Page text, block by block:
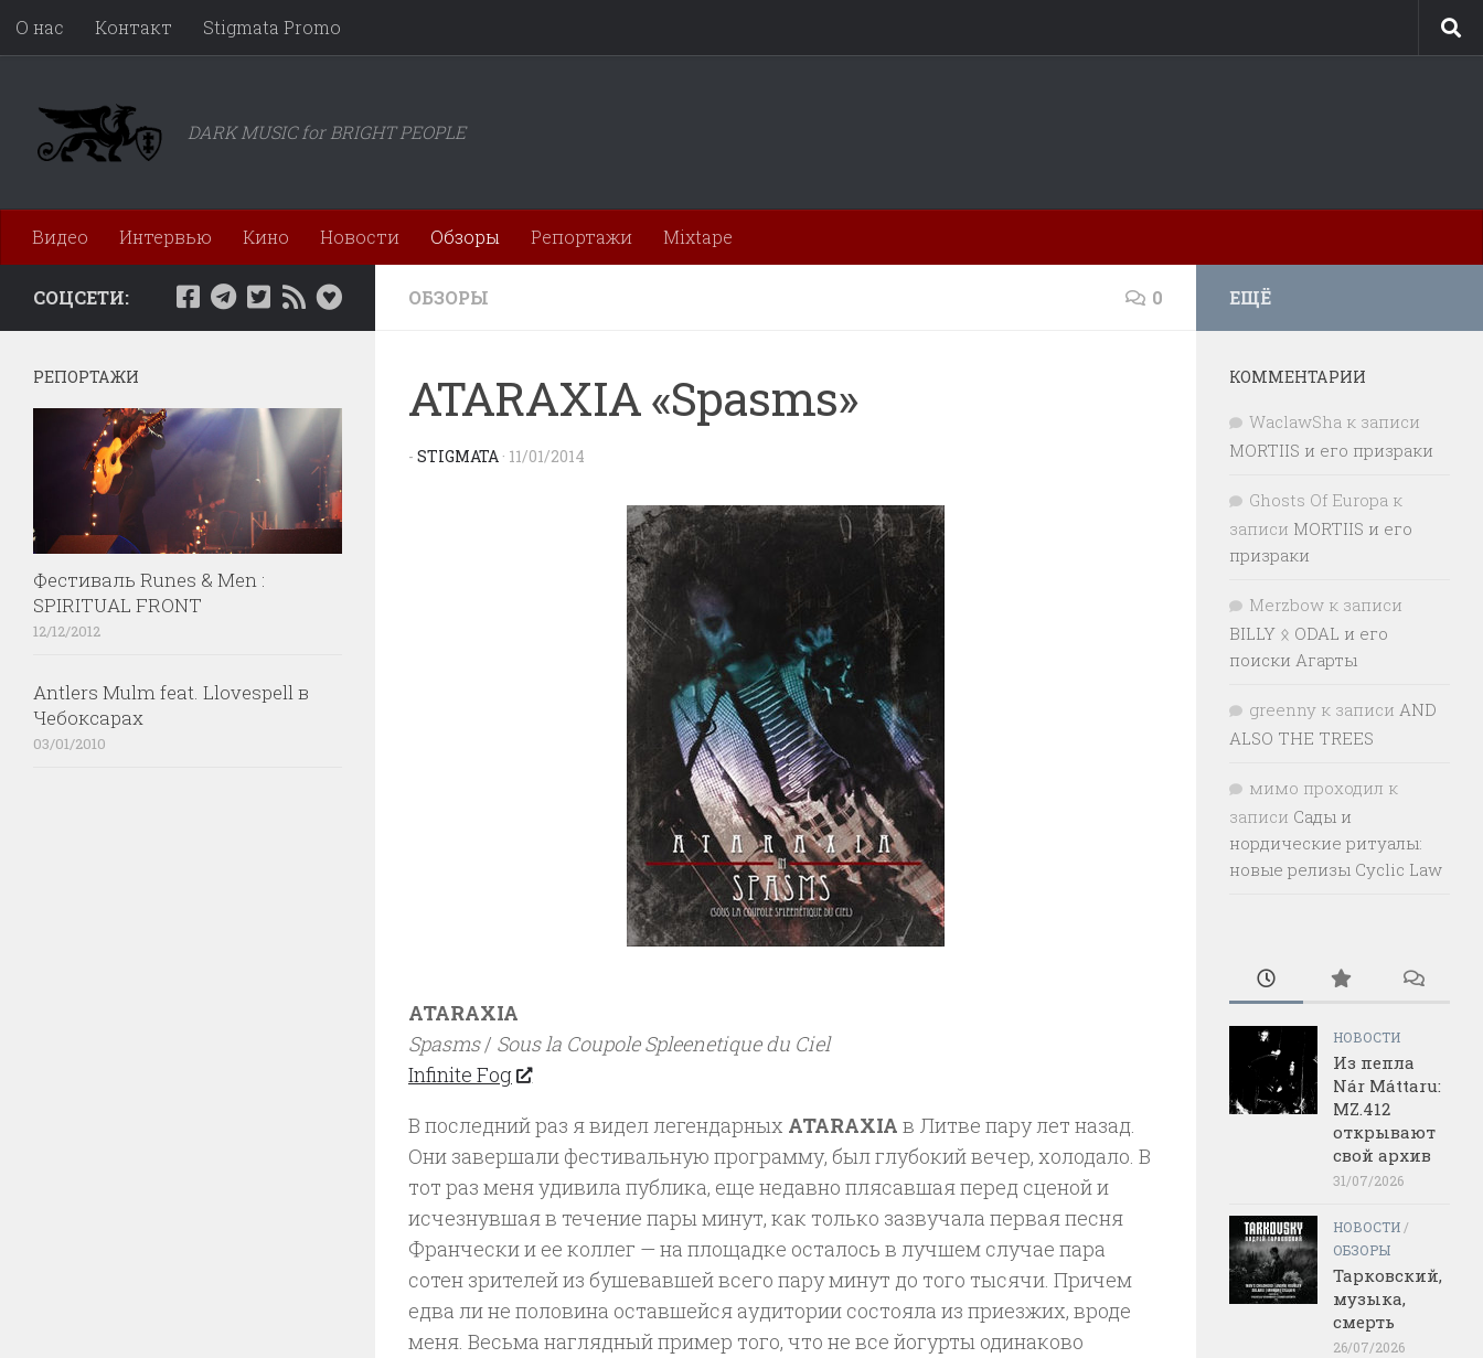
Перейти к содержимому
О нас Контакт Stigmata Promo
DARK MUSIC for BRIGHT PEOPLE
Видео Интервью Кино Новости Обзоры Репортажи Mixtape
ОБЗОРЫ 0
ATARAXIA «Spasms»
- STIGMATA · 11/01/2014
ATARAXIA
Spasms/ Sous la Coupole Spleenetique du Ciel
Infinite Fog
В последний раз я видел легендарных ATARAXIA в Литве пару лет назад.
Они завершали фестивальную программу, был глубокий вечер, холодало. В
тот раз меня удивила публика, еще недавно плясавшая перед сценой и
исчезнувшая в течение пары минут, как только зазвучала первая песня
Франчески и ее коллег — на площадке осталось в лучшем случае пара
сотен зрителей из бушевавшей всего пару минут до того тысячи. Причем
едва ли не половина оставшейся аудитории состояла из приезжих, вроде
меня. Весьма наглядный пример того, что не все йогурты одинаково
СОЦСЕТИ:
РЕПОРТАЖИ
Фестиваль Runes & Men :
SPIRITUAL FRONT
12/12/2012
Antlers Mulm feat. Llovespell в
Чебоксарах
03/01/2010
ЕЩЁ
КОММЕНТАРИИ
WaclawSha к записи
MORTIIS и его призраки
Ghosts Of Europa к
записи MORTIIS и его
призраки
Merzbow к записи
BILLY ᛟ ODAL и его
поиски Агарты
greenny к записи AND
ALSO THE TREES
мимо проходил к
записи Сады и
нордические ритуалы:
новые релизы Cyclic Law
НОВОСТИ
Из пепла
Nár Máttaru:
MZ.412
открывают
свой архив
31/07/2026
НОВОСТИ /
ОБЗОРЫ
Тарковский,
музыка,
смерть
26/07/2026